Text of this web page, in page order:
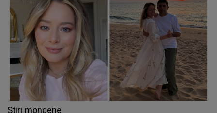
Stiri mondene